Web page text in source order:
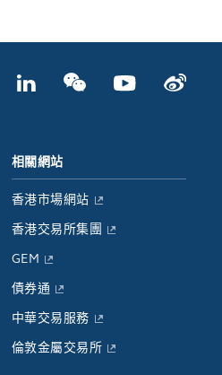
相關網站
香港市場網站
香港交易所集團
GEM
債券通
中華交易服務
倫敦金屬交易所